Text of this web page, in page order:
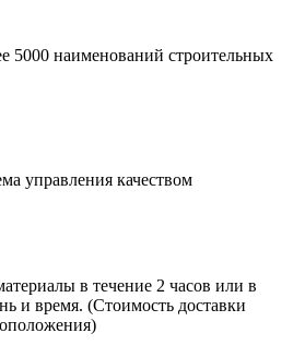
5000 наименований строительных
управления качеством
в течение 2 часов или в
и время. (Стоимость доставки